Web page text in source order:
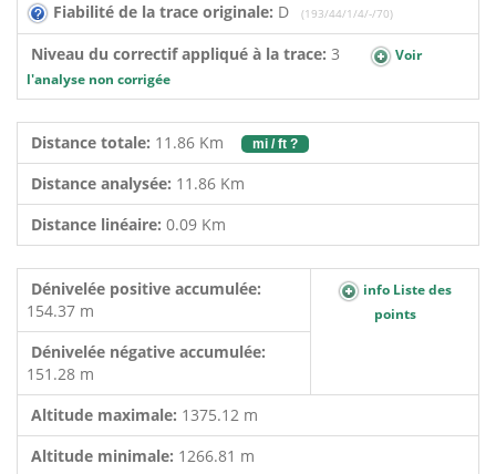
Fiabilité de la trace originale: D (193/44/1/4/-/70)
Niveau du correctif appliqué à la trace: 3
Voir
l'analyse non corrigée
Distance totale: 11.86 Km mi / ft ?
Distance analysée: 11.86 Km
Distance linéaire: 0.09 Km
Dénivelée positive accumulée:
154.37 m
info Liste des
points
Dénivelée négative accumulée:
151.28 m
Altitude maximale: 1375.12 m
Altitude minimale: 1266.81 m